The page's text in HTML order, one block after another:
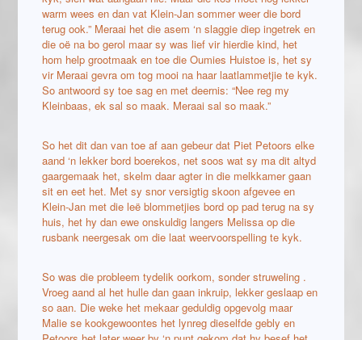
warm wees en dan vat Klein-Jan sommer weer die bord
terug ook.” Meraai het die asem ‘n slaggie diep ingetrek en
die oë na bo gerol maar sy was lief vir hierdie kind, het
hom help grootmaak en toe die Oumies Huistoe is, het sy
vir Meraai gevra om tog mooi na haar laatlammetjie te kyk.
So antwoord sy toe sag en met deernis: “Nee reg my
Kleinbaas, ek sal so maak. Meraai sal so maak.”
So het dit dan van toe af aan gebeur dat Piet Petoors elke
aand ‘n lekker bord boerekos, net soos wat sy ma dit altyd
gaargemaak het, skelm daar agter in die melkkamer gaan
sit en eet het. Met sy snor versigtig skoon afgevee en
Klein-Jan met die leë blommetjies bord op pad terug na sy
huis, het hy dan ewe onskuldig langers Melissa op die
rusbank neergesak om die laat weervoorspelling te kyk.
So was die probleem tydelik oorkom, sonder struweling .
Vroeg aand al het hulle dan gaan inkruip, lekker geslaap en
so aan. Die weke het mekaar geduldig opgevolg maar
Malie se kookgewoontes het lynreg dieselfde gebly en